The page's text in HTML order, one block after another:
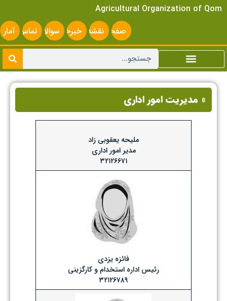
Agricultural Organization of Qom
صفحه
اصلی
نقشه
سایت
خبرخوانسوالات
متداول
تماس
با ما
آمار
» مدیریت امور اداری
ملیحه یعقوبی زاد
مدیر امور اداری
۳۲۱۲۶۶۷۱
فائزه یزدی
رئیس اداره استخدام و کارگزینی
۳۲۱۲۶۷۸۹